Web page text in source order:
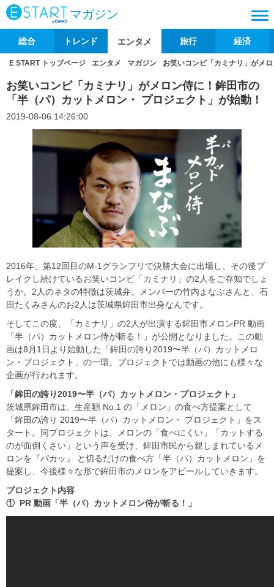
マガジン
総合 トレンド エンタメ 旅行 経済
E START トップページ エンタメ マガジン お笑いコンビ「カミナリ」がメ
お笑いコンビ「カミナリ」がメロン侍に！鉾田市の
「半（パ）カットメロン・ プロジェクト」が始動！
2019-08-06 14:26:00
2016年、第12回目のM-1グランプリで決勝大会に出場し、その後ブ
レイクし続けているお笑いコンビ「カミナリ」の2人をご存知でしょ
うか。2人のネタの特徴は茨城弁。メンバーの竹内まなぶさんと、石
田たくみさんのお2人は茨城県鉾田市出身なんです。
そしてこの度、「カミナリ」の2人が出演する鉾田市メロンPR 動画
「半（パ）カットメロン侍が斬る！」が公開となりました。この動
画は8月1日より始動した「鉾田の誇り2019〜半（パ）カットメロ
ン・プロジェクト」の一環。プロジェクトでは動画の他にも様々な
企画が行われます。
「鉾田の誇り2019〜半（パ）カットメロン・プロジェクト」
茨城県鉾田市は、生産額 No.1 の「メロン」の食べ方提案として
「鉾田の誇り 2019〜半（パ）カットメロン・ プロジェクト」をス
タート。同プロジェクトは、メロンの「食べにくい」「カットする
のが面倒くさい」という声を受け、鉾田市民から親しまれているメ
ロンを『パカッ』 と切るだけの食べ方「半（パ）カットメロン」を
提案し、今後様々な形で鉾田市のメロンをアピールしていきます。
プロジェクト内容
① PR 動画「半（パ）カットメロン侍が斬る！」